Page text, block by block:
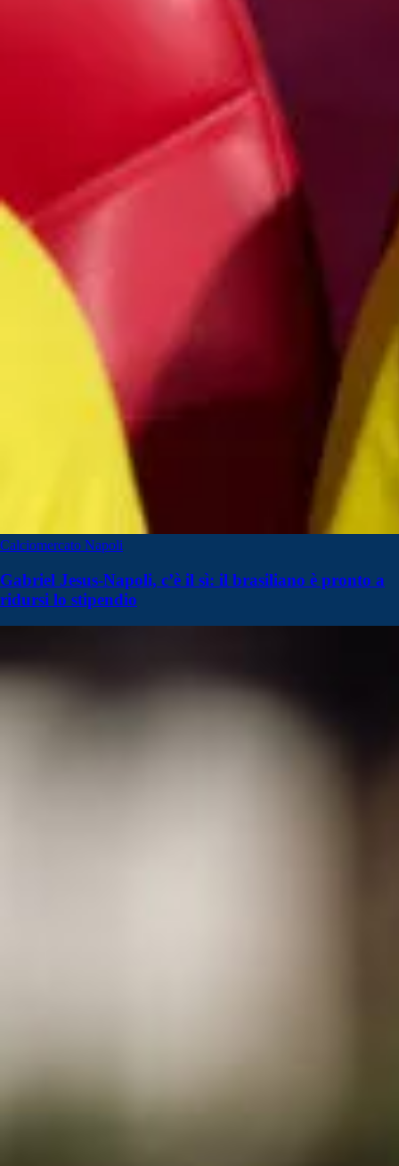
Calciomercato Napoli
Gabriel Jesus-Napoli, c’è il sì: il brasiliano è pronto a
ridursi lo stipendio